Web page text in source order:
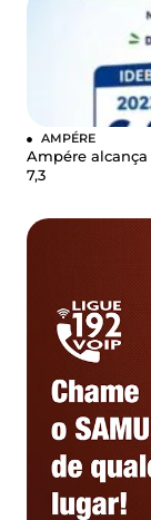
AMPÉRE
Ampére
7,3